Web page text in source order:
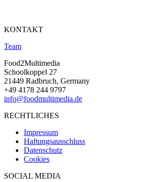
KONTAKT
Team
Food2Multimedia
Schoolkoppel 27
21449 Radbruch, Germany
+49 4178 244 9797
info@foodmultimedia.de
RECHTLICHES
Impressum
Haftungsausschluss
Datenschutz
Cookies
SOCIAL MEDIA